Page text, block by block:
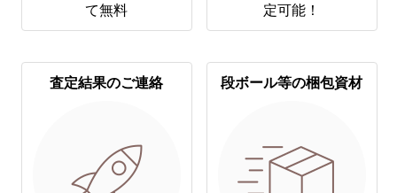
て無料
定可能！
査定結果のご連絡 段ボール等の梱包資材